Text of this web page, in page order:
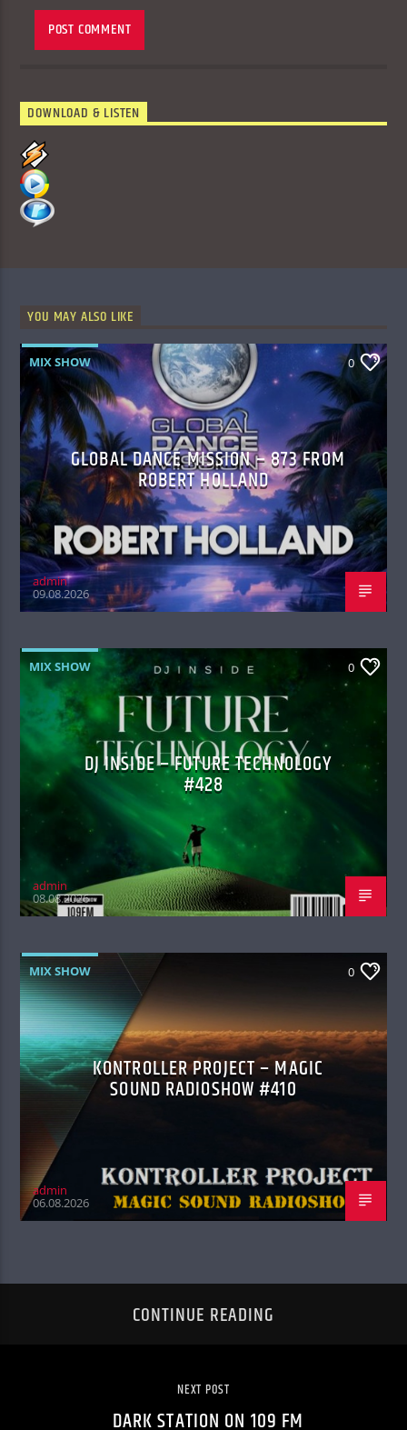
DOWNLOAD & LISTEN
YOU MAY ALSO LIKE
MIX SHOW 0
GLOBAL DANCE MISSION – 873 FROM
ROBERT HOLLAND
admin
09.08.2026
MIX SHOW 0
DJ INSIDE – FUTURE TECHNOLOGY
#428
admin
08.08.2026
MIX SHOW 0
KONTROLLER PROJECT – MAGIC
SOUND RADIOSHOW #410
admin
06.08.2026
CONTINUE READING
NEXT POST
DARK STATION ON 109 FM